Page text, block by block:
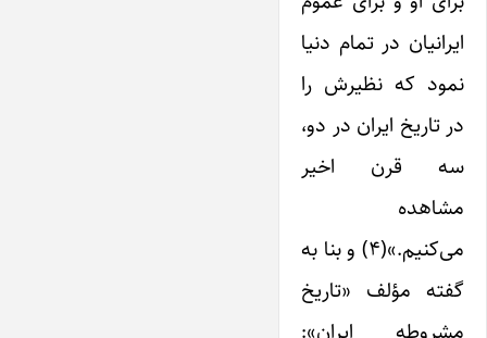
ایرانیان در تمام دنیا
نمود که نظیرش را
در تاریخ ایران در دو،
سه قرن اخیر
مشاهده
می‌کنیم.»(۴) و بنا به
گفته مؤلف «تاریخ